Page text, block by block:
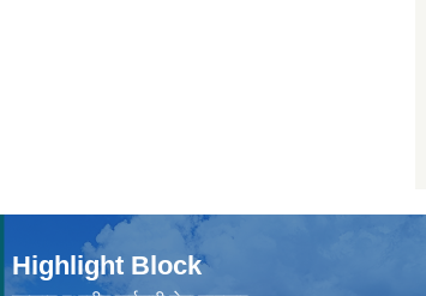
Highlight Block